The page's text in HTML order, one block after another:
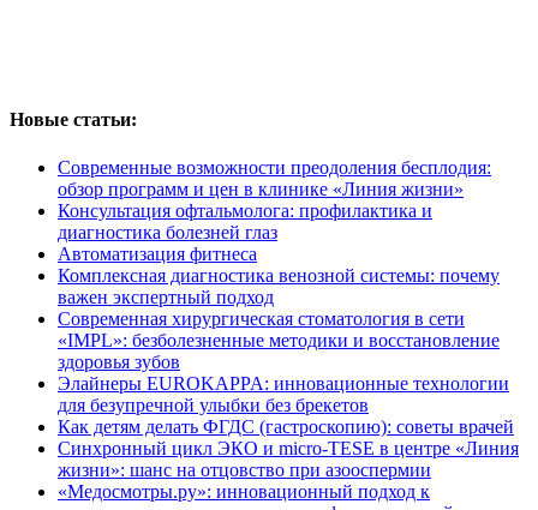
Новые статьи:
Современные возможности преодоления бесплодия:
обзор программ и цен в клинике «Линия жизни»
Консультация офтальмолога: профилактика и
диагностика болезней глаз
Автоматизация фитнеса
Комплексная диагностика венозной системы: почему
важен экспертный подход
Современная хирургическая стоматология в сети
«IMPL»: безболезненные методики и восстановление
здоровья зубов
Элайнеры EUROKAPPA: инновационные технологии
для безупречной улыбки без брекетов
Как детям делать ФГДС (гастроскопию): советы врачей
Синхронный цикл ЭКО и micro-TESE в центре «Линия
жизни»: шанс на отцовство при азооспермии
«Медосмотры.ру»: инновационный подход к